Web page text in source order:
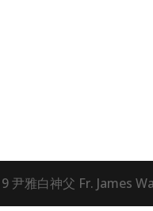
尹雅白神父 Fr. James